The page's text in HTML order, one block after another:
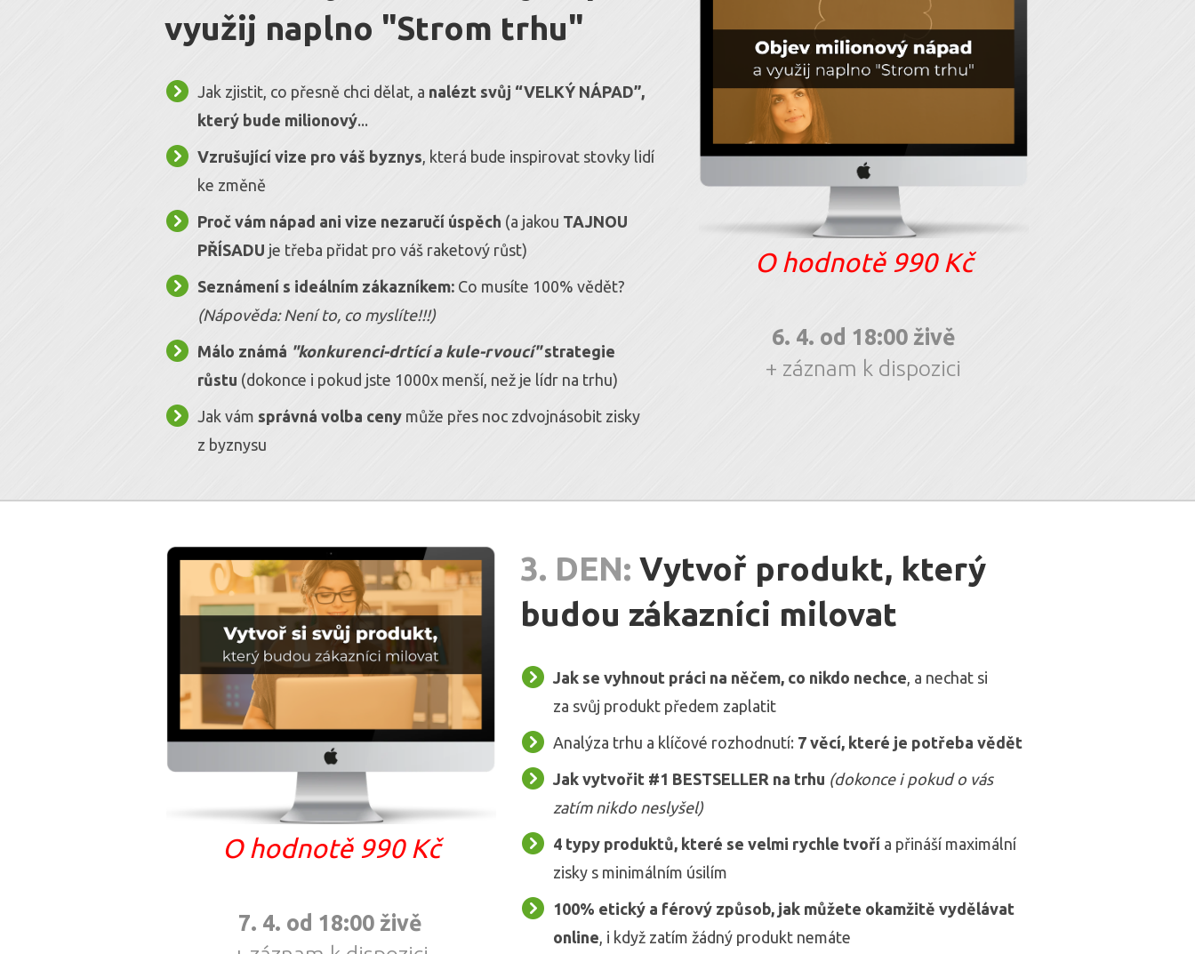
využij naplno "Strom trhu"
Jak zjistit, co přesně chci dělat, a nalézt svůj “VELKÝ NÁPAD”,
který bude milionový...
Vzrušující vize pro váš byznys, která bude inspirovat stovky lidí
ke změně
Proč vám nápad ani vize nezaručí úspěch (a jakou TAJNOU
PŘÍSADU je třeba přidat pro váš raketový růst)
Seznámení s ideálním zákazníkem: Co musíte 100% vědět?
(Nápověda: Není to, co myslíte!!!)
Málo známá "konkurenci-drtící a kule-rvoucí"strategie
růstu (dokonce i pokud jste 1000x menší, než je lídr na trhu)
Jak vám správná volba ceny může přes noc zdvojnásobit zisky
z byznysu
O hodnotě 990 Kč
6. 4. od 18:00 živě
+ záznam k dispozici
O hodnotě 990 Kč
7. 4. od 18:00 živě
3. DEN: Vytvoř produkt, který
budou zákazníci milovat
Jak se vyhnout práci na něčem, co nikdo nechce, a nechat si
za svůj produkt předem zaplatit
Analýza trhu a klíčové rozhodnutí: 7 věcí, které je potřeba vědět
Jak vytvořit #1 BESTSELLER na trhu (dokonce i pokud o vás
zatím nikdo neslyšel)
4 typy produktů, které se velmi rychle tvořía přináší maximální
zisky s minimálním úsilím
100% etický a férový způsob, jak můžete okamžitě vydělávat
online, i když zatím žádný produkt nemáte